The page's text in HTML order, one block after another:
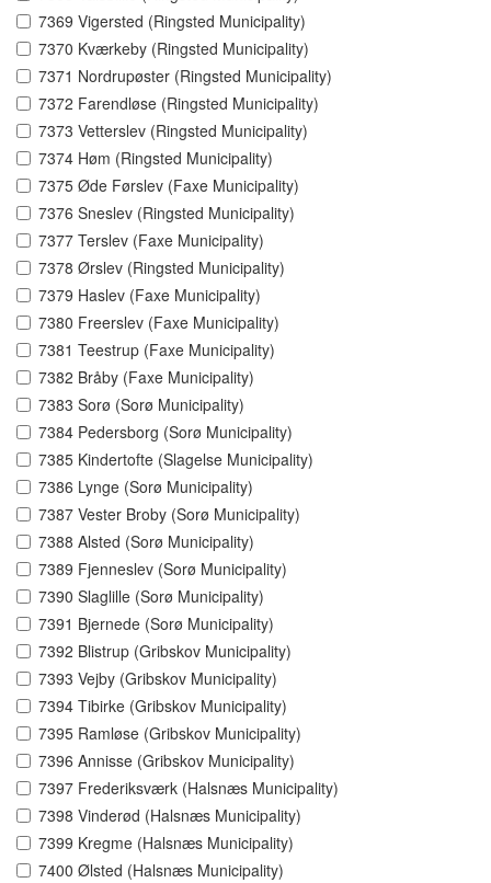
7369 Vigersted (Ringsted Municipality)
7370 Kværkeby (Ringsted Municipality)
7371 Nordrupøster (Ringsted Municipality)
7372 Farendløse (Ringsted Municipality)
7373 Vetterslev (Ringsted Municipality)
7374 Høm (Ringsted Municipality)
7375 Øde Førslev (Faxe Municipality)
7376 Sneslev (Ringsted Municipality)
7377 Terslev (Faxe Municipality)
7378 Ørslev (Ringsted Municipality)
7379 Haslev (Faxe Municipality)
7380 Freerslev (Faxe Municipality)
7381 Teestrup (Faxe Municipality)
7382 Bråby (Faxe Municipality)
7383 Sorø (Sorø Municipality)
7384 Pedersborg (Sorø Municipality)
7385 Kindertofte (Slagelse Municipality)
7386 Lynge (Sorø Municipality)
7387 Vester Broby (Sorø Municipality)
7388 Alsted (Sorø Municipality)
7389 Fjenneslev (Sorø Municipality)
7390 Slaglille (Sorø Municipality)
7391 Bjernede (Sorø Municipality)
7392 Blistrup (Gribskov Municipality)
7393 Vejby (Gribskov Municipality)
7394 Tibirke (Gribskov Municipality)
7395 Ramløse (Gribskov Municipality)
7396 Annisse (Gribskov Municipality)
7397 Frederiksværk (Halsnæs Municipality)
7398 Vinderød (Halsnæs Municipality)
7399 Kregme (Halsnæs Municipality)
7400 Ølsted (Halsnæs Municipality)